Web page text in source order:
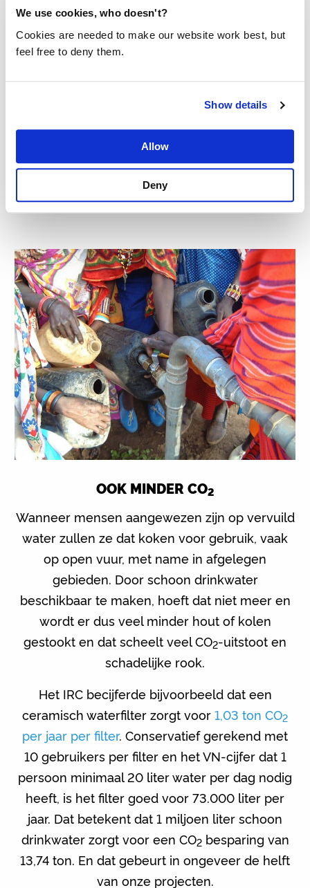
We use cookies, who doesn't?
Cookies are needed to make our website work best, but
feel free to deny them.
Show details
Allow
Deny
+7KG
vermeden CO2-uitstoot
plastic flessen of zakken voorkomen
OOK MINDER CO2
Wanneer mensen aangewezen zijn op vervuild
water zullen ze dat koken voor gebruik, vaak
op open vuur, met name in afgelegen
gebieden. Door schoon drinkwater
beschikbaar te maken, hoeft dat niet meer en
wordt er dus veel minder hout of kolen
gestookt en dat scheelt veel CO2-uitstoot en
schadelijke rook.
Het IRC becijferde bijvoorbeeld dat een
ceramisch waterfilter zorgt voor 1,03 ton CO2
per jaar per filter. Conservatief gerekend met
10 gebruikers per filter en het VN-cijfer dat 1
persoon minimaal 20 liter water per dag nodig
heeft, is het filter goed voor 73.000 liter per
jaar. Dat betekent dat 1 miljoen liter schoon
drinkwater zorgt voor een CO2besparing van
13,74 ton. En dat gebeurt in ongeveer de helft
van onze projecten.